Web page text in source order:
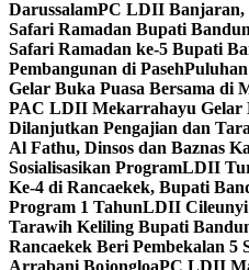
DarussalamPC LDII Banjaran,
Safari Ramadan Bupati
Safari Ramadan ke-5 Bupati
Pembangunan di Paseh
Gelar Buka Puasa Bersama di
PAC LDII Mekarrahayu Gelar
Dilanjutkan Pengajian dan
Al Fathu, Dinsos dan Baznas
Sosialisasikan ProgramLDII
Ke-4 di Rancaekek, Bupati
Program 1 TahunLDII Cileunyi
Tarawih Keliling Bupati
Rancaekek Beri Pembekalan 5